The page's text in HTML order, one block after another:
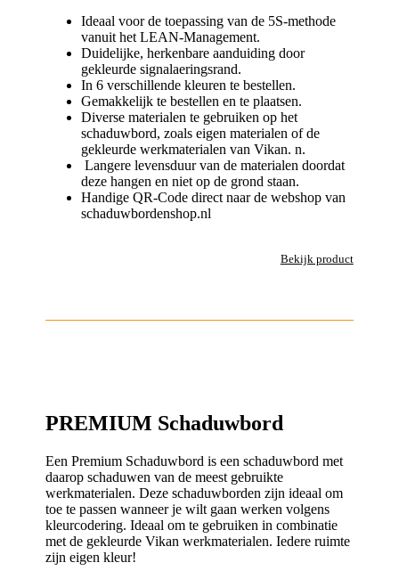
Ideaal voor de toepassing van de 5S-methode
vanuit het LEAN-Management.
Duidelijke, herkenbare aanduiding door
gekleurde signalaeringsrand.
In 6 verschillende kleuren te bestellen.
Gemakkelijk te bestellen en te plaatsen.
Diverse materialen te gebruiken op het
schaduwbord, zoals eigen materialen of de
gekleurde werkmaterialen van Vikan. n.
Langere levensduur van de materialen doordat
deze hangen en niet op de grond staan.
Handige QR-Code direct naar de webshop van
schaduwbordenshop.nl
Bekijk product
PREMIUM Schaduwbord
Een Premium Schaduwbord is een schaduwbord met
daarop schaduwen van de meest gebruikte
werkmaterialen. Deze schaduwborden zijn ideaal om
toe te passen wanneer je wilt gaan werken volgens
kleurcodering. Ideaal om te gebruiken in combinatie
met de gekleurde Vikan werkmaterialen. Iedere ruimte
zijn eigen kleur!